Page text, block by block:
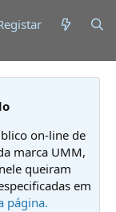
on-line de
marca UMM,
queiram
em
página.